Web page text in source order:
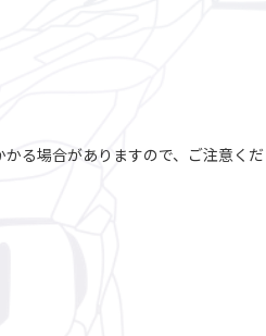
る場合がありますので、ご注意くだ